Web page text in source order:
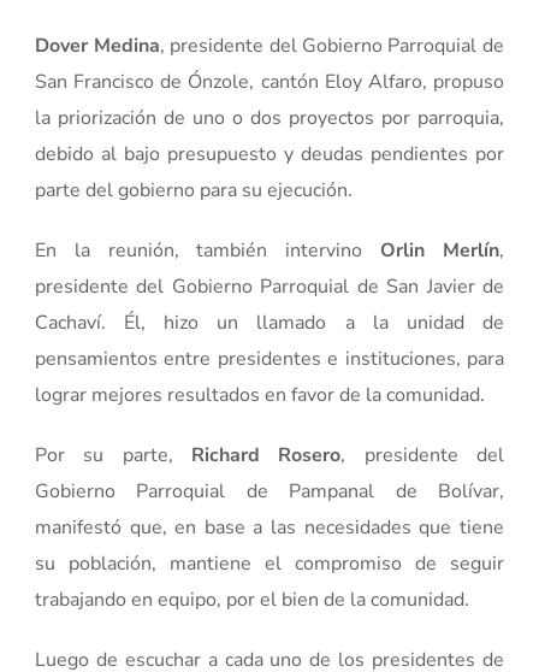
Dover Medina, presidente del Gobierno Parroquial de
San Francisco de Ónzole, cantón Eloy Alfaro, propuso
la priorización de uno o dos proyectos por parroquia,
debido al bajo presupuesto y deudas pendientes por
parte del gobierno para su ejecución.
En la reunión, también intervino Orlin Merlín,
presidente del Gobierno Parroquial de San Javier de
Cachaví. Él, hizo un llamado a la unidad de
pensamientos entre presidentes e instituciones, para
lograr mejores resultados en favor de la comunidad.
Por su parte, Richard Rosero, presidente del
Gobierno Parroquial de Pampanal de Bolívar,
manifestó que, en base a las necesidades que tiene
su población, mantiene el compromiso de seguir
trabajando en equipo, por el bien de la comunidad.
Luego de escuchar a cada uno de los presidentes de